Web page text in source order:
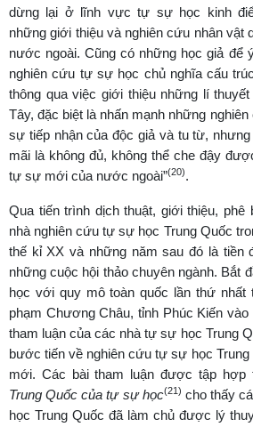
dừng lại ở lĩnh vực tự sự học kinh
những giới thiệu và nghiên cứu nhân vật
nước ngoài. Cũng có những học giả để
nghiên cứu tự sự học chủ nghĩa cấu
thông qua việc giới thiệu những lí
Tây, đặc biệt là nhấn mạnh những
sự tiếp nhận của độc giả và tu từ,
mãi là không đủ, không thể che đậy
tự sự mới của nước ngoài”(20).
Qua tiến trình dịch thuật, giới thiệu, phê
nhà nghiên cứu tự sự học Trung Quốc
thế kỉ XX và những năm sau đó là tiền
những cuộc hội thảo chuyên ngành. Bắt
học với quy mô toàn quốc lần thứ
phạm Chương Châu, tỉnh Phúc Kiến vào
tham luận của các nhà tự sự học Trung
bước tiến về nghiên cứu tự sự học Trung
mới. Các bài tham luận được tập hợp
Trung Quốc của tự sự học(21) cho thấy
học Trung Quốc đã làm chủ được lý